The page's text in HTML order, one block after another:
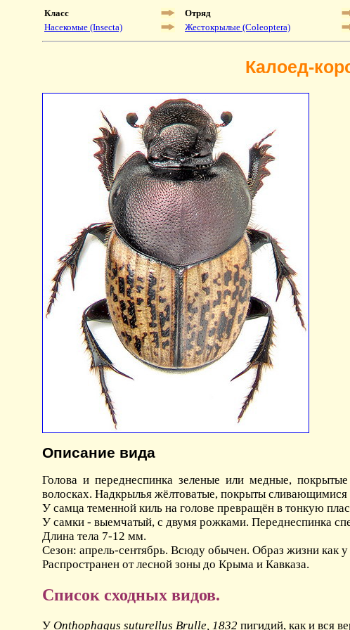
Класс Отряд
Насекомые (Insecta)
Жестокрылые (Coleoptera)
Калоед-
Описание вида
Голова и переднеспинка зеленые или медные,
волосках. Надкрылья жёлтоватые, покрыты сливающимися
У самца теменной киль на голове превращён в тонкую
У самки - выемчатый, с двумя рожками. Переднеспинка
Длина тела 7-12 мм.
Сезон: апрель-сентябрь. Всюду обычен. Образ жизни как у
Распространен от лесной зоны до Крыма и Кавказа.
Список сходных видов.
У Onthophagus suturellus Brulle, 1832 пигидий, как и вся